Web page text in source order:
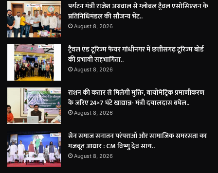
पर्यटन मंत्री राजेश अग्रवाल से ग्लोबल ट्रैवल एसोसिएशन के
प्रतिनिधिमंडल की सौजन्य भेंट..
August 8, 2026
ट्रैवल एंड टूरिज्म फेयर गांधीनगर में छत्तीसगढ़ टूरिज्म बोर्ड
की प्रभावी सहभागिता..
August 8, 2026
राशन की कतार से मिलेगी मुक्ति, बायोमेट्रिक प्रमाणीकरण
के जरिए 24×7 घंटे खाद्यान्न- मंत्री दयालदास बघेल..
August 8, 2026
सेन समाज सनातन परंपराओं और सामाजिक समरसता का
मजबूत आधार : CM विष्णु देव साय..
August 8, 2026